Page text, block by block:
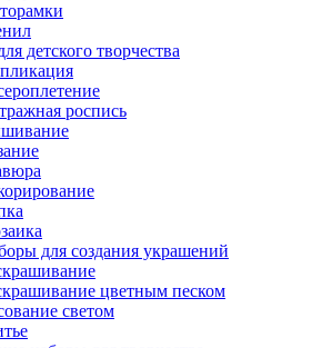
детского творчества
роспись
для создания украшений
цветным песком
светом